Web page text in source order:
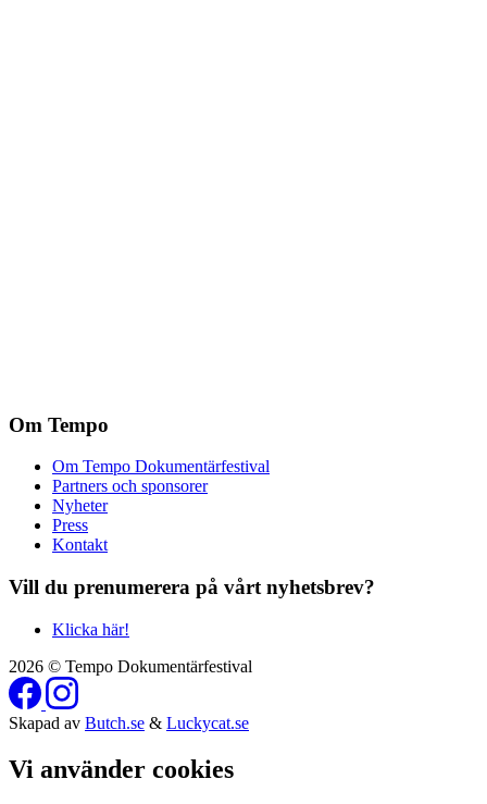
Om Tempo
Om Tempo Dokumentärfestival
Partners och sponsorer
Nyheter
Press
Kontakt
Vill du prenumerera på vårt nyhetsbrev?
Klicka här!
2026 © Tempo Dokumentärfestival
Skapad av Butch.se & Luckycat.se
Vi använder cookies